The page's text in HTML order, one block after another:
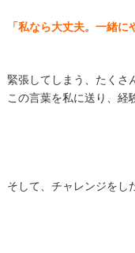
「私なら大丈夫。一緒に
緊張してしまう、たくさ
この言葉を私に送り、経
そして、チャレンジをし